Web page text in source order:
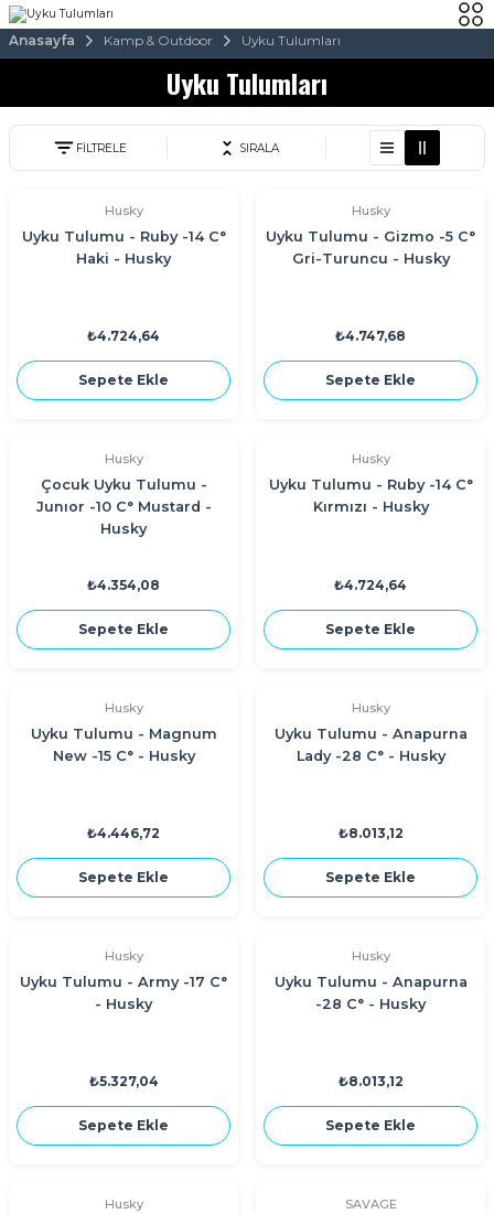
Anasayfa Kamp & Outdoor Uyku Tulumları
Uyku Tulumları
FİLTRELE SIRALA
Husky
Uyku Tulumu - Ruby -14 C°
Haki - Husky
₺4.724,64
Sepete Ekle
Husky
Uyku Tulumu - Gizmo -5 C°
Gri-Turuncu - Husky
₺4.747,68
Sepete Ekle
Husky
Çocuk Uyku Tulumu -
Junıor -10 C° Mustard -
Husky
₺4.354,08
Sepete Ekle
Husky
Uyku Tulumu - Ruby -14 C°
Kırmızı - Husky
₺4.724,64
Sepete Ekle
Husky
Uyku Tulumu - Magnum
New -15 C° - Husky
₺4.446,72
Sepete Ekle
Husky
Uyku Tulumu - Anapurna
Lady -28 C° - Husky
₺8.013,12
Sepete Ekle
Husky
Uyku Tulumu - Army -17 C°
- Husky
₺5.327,04
Sepete Ekle
Husky
Uyku Tulumu - Anapurna
-28 C° - Husky
₺8.013,12
Sepete Ekle
Husky SAVAGE